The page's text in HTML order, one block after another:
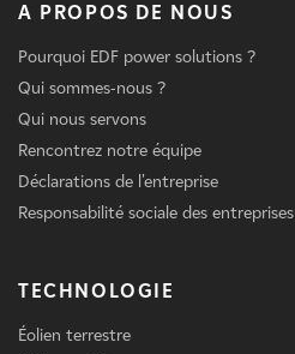
A PROPOS DE NOUS
Pourquoi EDF power solutions ?
Qui sommes-nous ?
Qui nous servons
Rencontrez notre équipe
Déclarations de l'entreprise
Responsabilité sociale des entreprises
TECHNOLOGIE
Éolien terrestre